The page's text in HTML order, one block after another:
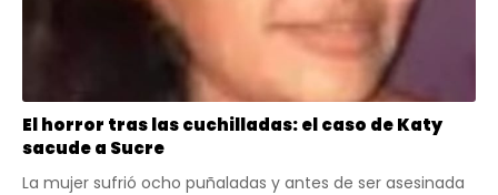
El horror tras las cuchilladas: el caso de Katy
sacude a Sucre
La mujer sufrió ocho puñaladas y antes de ser asesinada